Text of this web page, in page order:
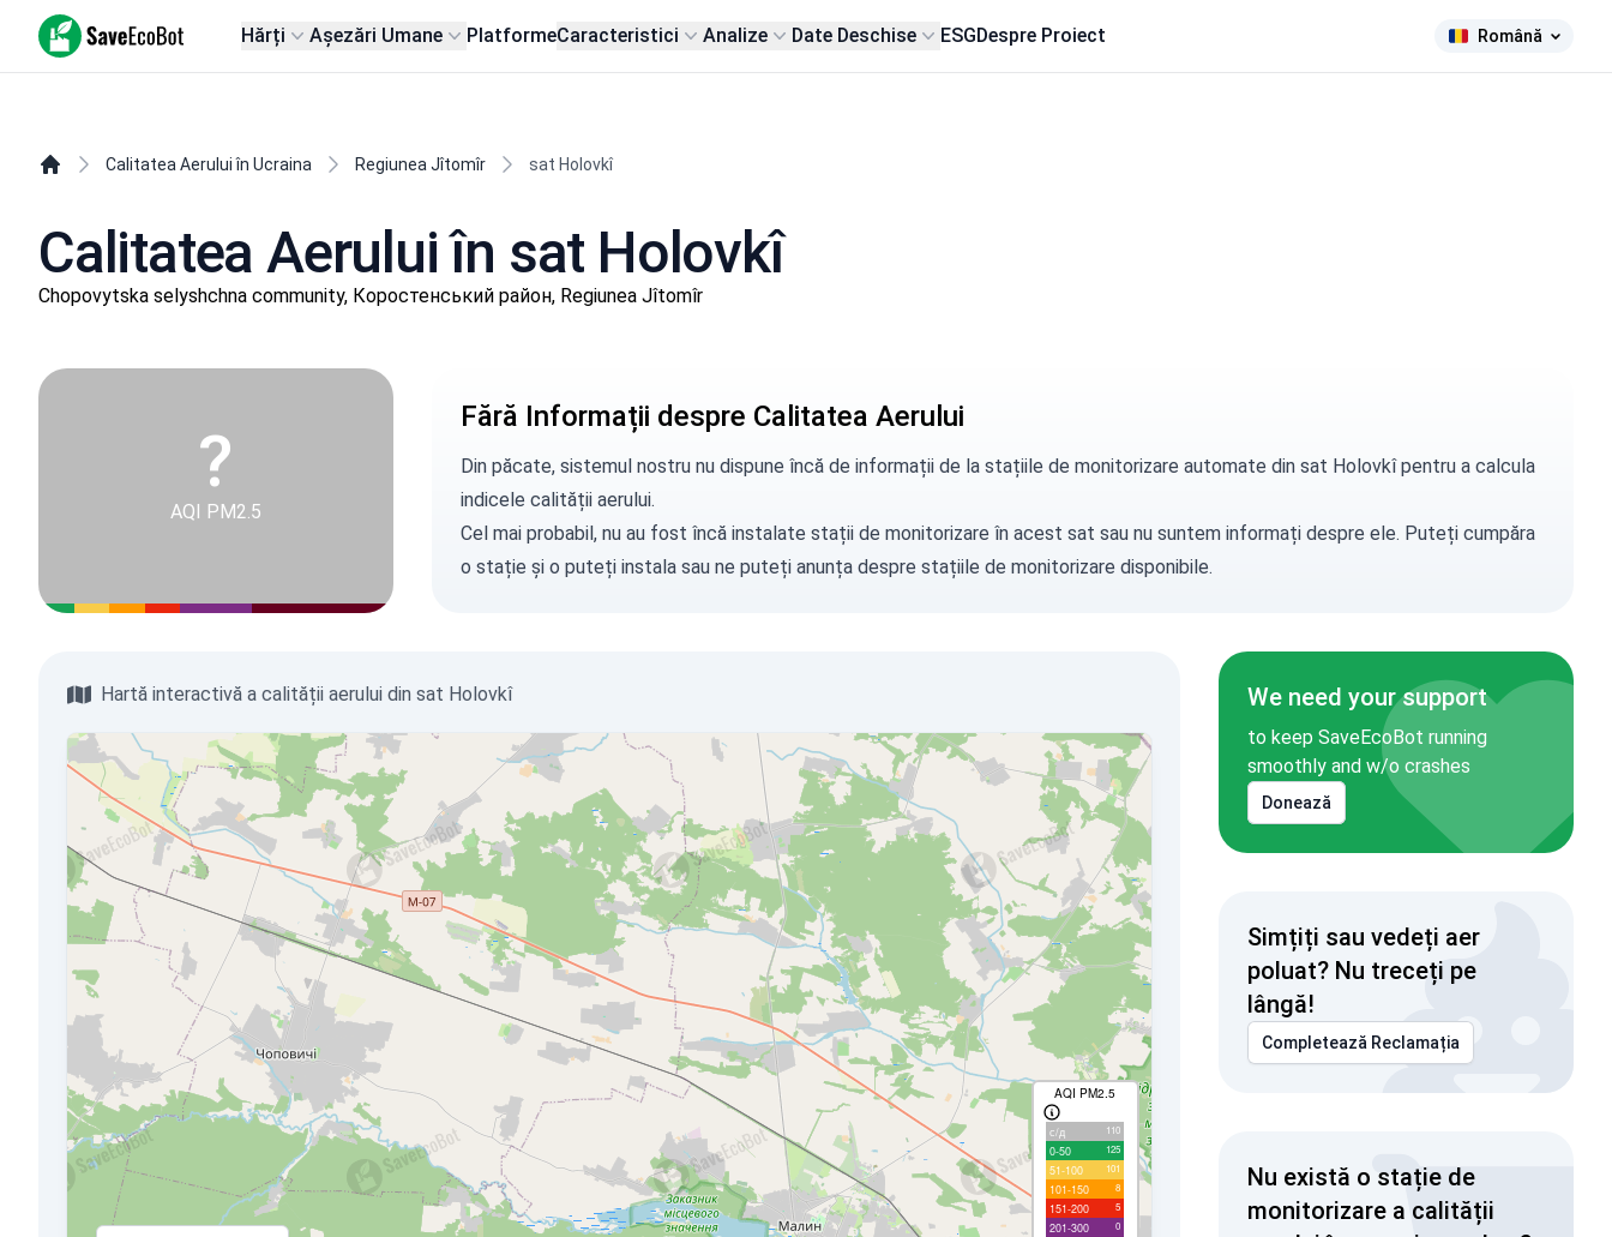
SaveEcoBot Hărți Așezări Umane PlatformeCaracteristici Analize Date Deschise ESGDespre Proiect Română
Calitatea Aerului în Ucraina Regiunea Jîtomîr sat Holovkî
Calitatea Aerului în sat Holovkî
Chopovytska selyshchna community, Коростенський район, Regiunea Jîtomîr
?
AQI PM2.5
Fără Informații despre Calitatea Aerului
Din păcate, sistemul nostru nu dispune încă de informații de la stațiile de monitorizare automate din sat Holovkî pentru a calcula
indicele calității aerului.
Cel mai probabil, nu au fost încă instalate stații de monitorizare în acest sat sau nu suntem informați despre ele. Puteți cumpăra
o stație și o puteți instala sau ne puteți anunțadespre stațiile de monitorizare disponibile.
Hartă interactivă a calității aerului din sat Holovkî
AQI PM2.5
с/д 110
0-50 125
51-100 101
101-150 8
151-200 5
201-300 0
We need your support
to keep SaveEcoBot running
smoothly and w/o crashes
Donează
Simțiți sau vedeți aer
poluat? Nu treceți pe
lângă!
Completează Reclamația
Nu există o stație de
monitorizare a calității